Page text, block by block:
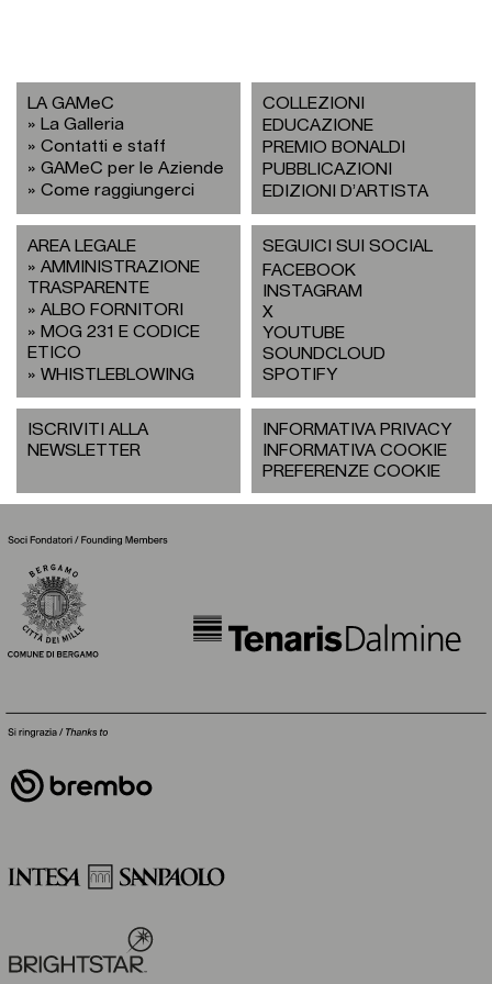
LA GAMeC
La Galleria
Contatti e staff
GAMeC per le Aziende
Come raggiungerci
COLLEZIONI
EDUCAZIONE
PREMIO BONALDI
PUBBLICAZIONI
EDIZIONI D’ARTISTA
AREA LEGALE
AMMINISTRAZIONE
TRASPARENTE
ALBO FORNITORI
MOG 231 E CODICE
ETICO
WHISTLEBLOWING
SEGUICI SUI SOCIAL
FACEBOOK
INSTAGRAM
X
YOUTUBE
SOUNDCLOUD
SPOTIFY
ISCRIVITI ALLA
NEWSLETTER
INFORMATIVA PRIVACY
INFORMATIVA COOKIE
PREFERENZE COOKIE